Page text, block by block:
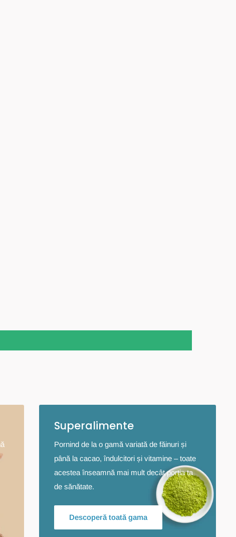
Superalimente
Pornind de la o gamă variată de făinuri și
până la cacao, îndulcitori și vitamine – toate
acestea înseamnă mai mult decât porția ta
de sănătate.
Descoperă toată gama